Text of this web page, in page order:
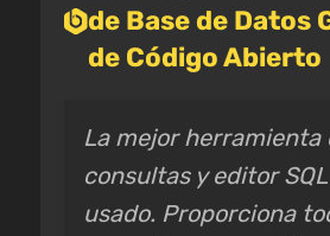
de Base de Datos
de Código Abierto
La mejor herramienta
consultas y editor
usado. Proporciona